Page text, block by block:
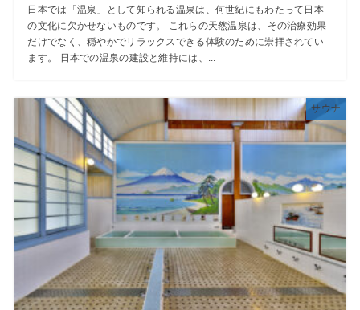
日本では「温泉」として知られる温泉は、何世紀にもわたって日本
の文化に欠かせないものです。 これらの天然温泉は、その治療効果
だけでなく、穏やかでリラックスできる体験のために崇拝されてい
ます。 日本での温泉の建設と維持には、...
サウナ